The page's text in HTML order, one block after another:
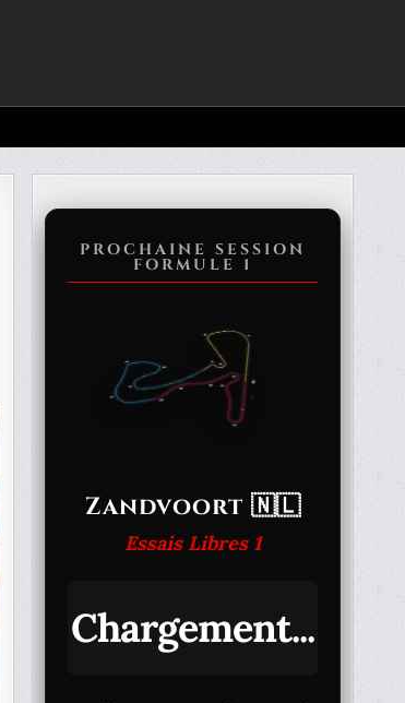
PROCHAINE SESSION
FORMULE 1
Zandvoort 🇳🇱
Essais Libres 1
Chargement...